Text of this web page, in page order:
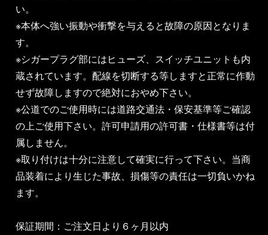
い。
※本体へ強い振動や衝撃を与えると故障の原因となりま
す。
※シガープラグ部にはヒューズ、スイッチユニットも内
蔵されています。配線を切断する等しますと正常に作動
せず故障しますので絶対におやめ下さい。
※公道でのご使用時には道路交通法・保安基準等ご確認
の上ご使用下さい。許可申請用の許可書・仕様書等は付
属しません。
※取り付けは十分に注意して確実に行って下さい。当商
品装着により生じた事故、損傷等の責任は一切負いかね
ます。
保証期間：ご注文日より６ヶ月以内